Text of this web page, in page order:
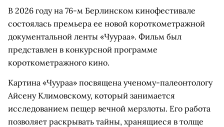
В 2026 году на 76-м Берлинском кинофестивале
состоялась премьера ее новой короткометражной
документальной ленты «Чуураа». Фильм был
представлен в конкурсной программе
короткометражного кино.
Картина «Чуураа» посвящена ученому-палеонтологу
Айсену Климовскому, который занимается
исследованием пещер вечной мерзлоты. Его работа
позволяет раскрывать тайны, хранящиеся в толще